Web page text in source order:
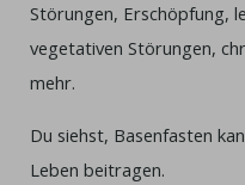
Störungen, Erschöpfung,
vegetativen Störungen,
mehr.
Du siehst, Basenfasten
Leben beitragen.